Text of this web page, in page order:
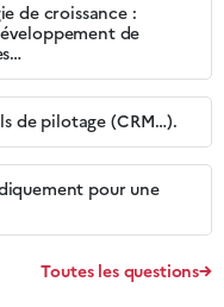
de croissance :
de
de pilotage (CRM…).
pour une
Toutes les questions